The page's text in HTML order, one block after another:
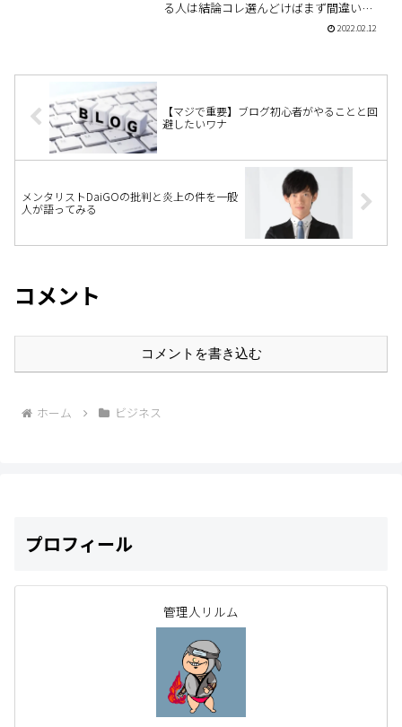
る人は結論コレ選んどけばまず間違いあ
2022.02.12
【マジで重要】ブログ初心者がやることと回
避したいワナ
メンタリストDaiGOの批判と炎上の件を一般
人が語ってみる
コメント
コメントを書き込む
ホーム ビジネス
プロフィール
管理人リルム